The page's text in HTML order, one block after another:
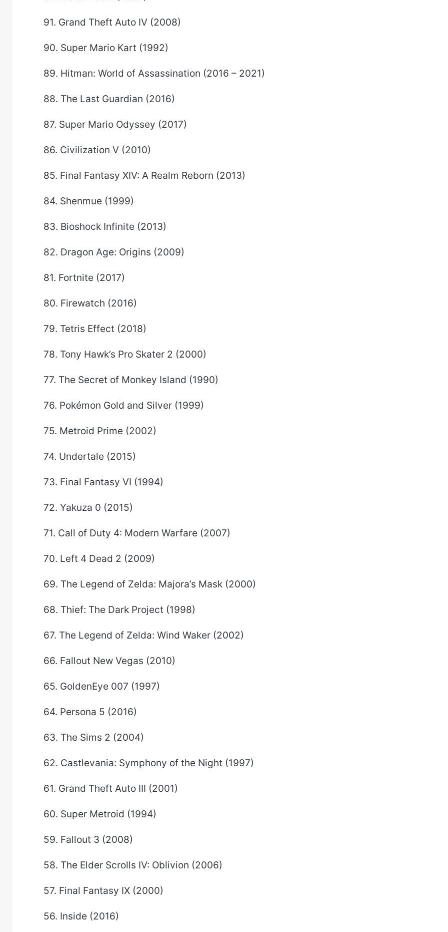
91. Grand Theft Auto IV (2008)
90. Super Mario Kart (1992)
89. Hitman: World of Assassination (2016 – 2021)
88. The Last Guardian (2016)
87. Super Mario Odyssey (2017)
86. Civilization V (2010)
85. Final Fantasy XIV: A Realm Reborn (2013)
84. Shenmue (1999)
83. Bioshock Infinite (2013)
82. Dragon Age: Origins (2009)
81. Fortnite (2017)
80. Firewatch (2016)
79. Tetris Effect (2018)
78. Tony Hawk’s Pro Skater 2 (2000)
77. The Secret of Monkey Island (1990)
76. Pokémon Gold and Silver (1999)
75. Metroid Prime (2002)
74. Undertale (2015)
73. Final Fantasy VI (1994)
72. Yakuza 0 (2015)
71. Call of Duty 4: Modern Warfare (2007)
70. Left 4 Dead 2 (2009)
69. The Legend of Zelda: Majora’s Mask (2000)
68. Thief: The Dark Project (1998)
67. The Legend of Zelda: Wind Waker (2002)
66. Fallout New Vegas (2010)
65. GoldenEye 007 (1997)
64. Persona 5 (2016)
63. The Sims 2 (2004)
62. Castlevania: Symphony of the Night (1997)
61. Grand Theft Auto III (2001)
60. Super Metroid (1994)
59. Fallout 3 (2008)
58. The Elder Scrolls IV: Oblivion (2006)
57. Final Fantasy IX (2000)
56. Inside (2016)